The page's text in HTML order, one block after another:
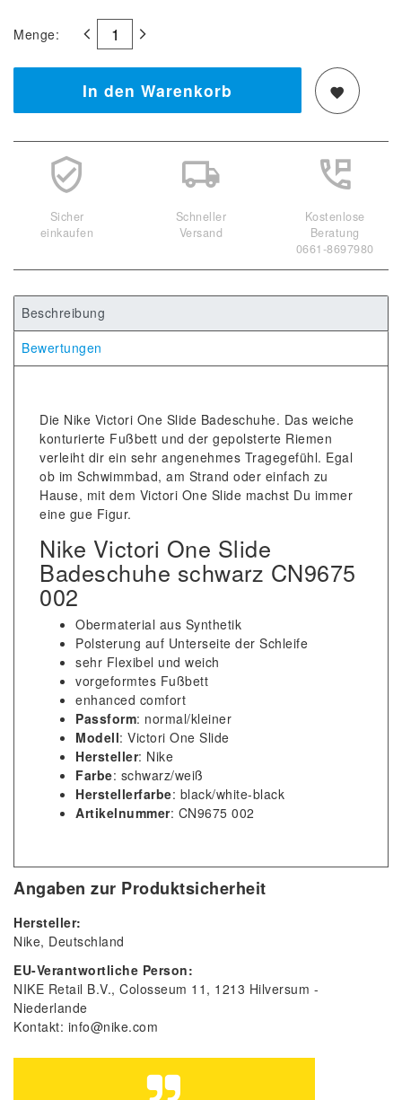
Menge:
In den Warenkorb
Sicher
einkaufen
Schneller
Versand
Kostenlose
Beratung
0661-8697980
Beschreibung
Bewertungen
Die Nike Victori One Slide Badeschuhe. Das weiche
konturierte Fußbett und der gepolsterte Riemen
verleiht dir ein sehr angenehmes Tragegefühl. Egal
ob im Schwimmbad, am Strand oder einfach zu
Hause, mit dem Victori One Slide machst Du immer
eine gue Figur.
Nike Victori One Slide
Badeschuhe schwarz CN9675
002
Obermaterial aus Synthetik
Polsterung auf Unterseite der Schleife
sehr Flexibel und weich
vorgeformtes Fußbett
enhanced comfort
Passform: normal/kleiner
Modell: Victori One Slide
Hersteller: Nike
Farbe: schwarz/weiß
Herstellerfarbe: black/white-black
Artikelnummer: CN9675 002
Angaben zur Produktsicherheit
Hersteller:
Nike Deutschland
EU-Verantwortliche Person:
NIKE Retail B.V. Colosseum 11 1213 Hilversum
Niederlande
Kontakt: info@nike.com